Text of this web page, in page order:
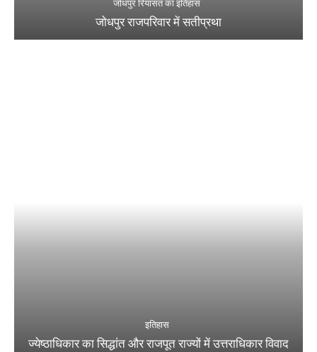
जोधपुर रियासत का इतिहास
जोधपुर राजपरिवार में सतीप्रथा
इतिहास
ज्येष्ठाधिकार का सिद्धांत और राजपूत राज्यों में उत्तराधिकार विवाद